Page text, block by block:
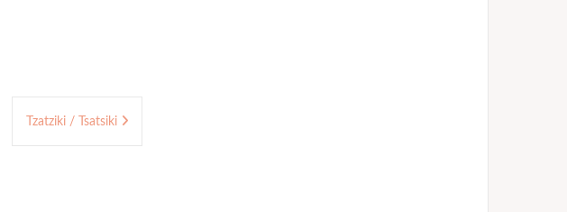
Tzatziki / Tsatsiki